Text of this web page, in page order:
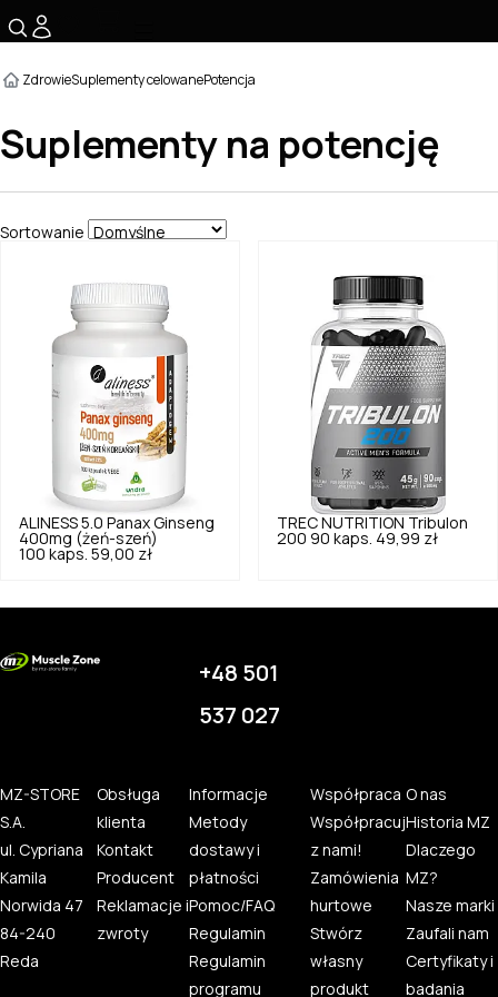
ZdrowieSuplementy celowanePotencja
Suplementy na potencję
Sortowanie
ALINESS 5.0 Panax Ginseng
400mg (żeń-szeń)
100 kaps. 59,00 zł
TREC NUTRITION Tribulon
200 90 kaps. 49,99 zł
+48 501
537 027
MZ-STORE
S.A.
ul. Cypriana
Kamila
Norwida 47
84-240
Reda
Obsługa
klienta
Kontakt
Producent
Reklamacje i
zwroty
Informacje
Metody
dostawy i
płatności
Pomoc/FAQ
Regulamin
Regulamin
programu
Współpraca
Współpracuj
z nami!
Zamówienia
hurtowe
Stwórz
własny
produkt
O nas
Historia MZ
Dlaczego
MZ?
Nasze marki
Zaufali nam
Certyfikaty i
badania